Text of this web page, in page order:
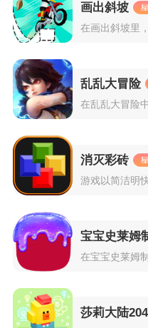
画出斜坡
乱乱大冒险
消灭彩砖
宝宝史莱姆
莎莉大陆